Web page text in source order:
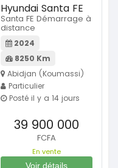
Hyundai Santa FE
Santa FE Démarrage à
distance
2024
8250 Km
Abidjan (Koumassi)
Particulier
Posté il y a 14 jours
39 900 000
FCFA
En vente
Voir détails